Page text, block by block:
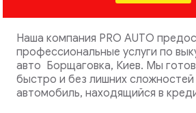
Наша компания PRO AUTO
профессиональные услуги по
авто Борщаговка, Киев. Мы
быстро и без лишних
автомобиль, находящийся в